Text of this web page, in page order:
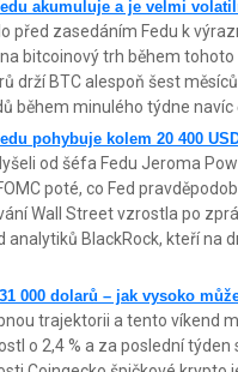
akumuluje a je velmi
před zasedáním Fedu k
bitcoinový trh během
drží BTC alespoň šest
během minulého týdne navíc
pohybuje kolem 20 400
od šéfa Fedu Jeroma
poté, co Fed
Wall Street vzrostla po
analytiků BlackRock, kteří na
000 dolarů – jak vysoko
trajektorii a tento víkend
o 2,4 % a za poslední týden